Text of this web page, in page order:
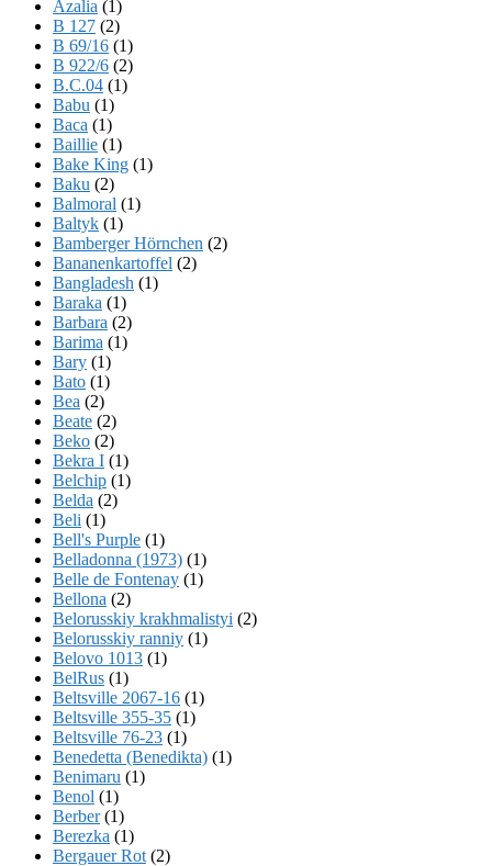
Azalia (1)
B 127 (2)
B 69/16 (1)
B 922/6 (2)
B.C.04 (1)
Babu (1)
Baca (1)
Baillie (1)
Bake King (1)
Baku (2)
Balmoral (1)
Baltyk (1)
Bamberger Hörnchen (2)
Bananenkartoffel (2)
Bangladesh (1)
Baraka (1)
Barbara (2)
Barima (1)
Bary (1)
Bato (1)
Bea (2)
Beate (2)
Beko (2)
Bekra I (1)
Belchip (1)
Belda (2)
Beli (1)
Bell's Purple (1)
Belladonna (1973) (1)
Belle de Fontenay (1)
Bellona (2)
Belorusskiy krakhmalistyi (2)
Belorusskiy ranniy (1)
Belovo 1013 (1)
BelRus (1)
Beltsville 2067-16 (1)
Beltsville 355-35 (1)
Beltsville 76-23 (1)
Benedetta (Benedikta) (1)
Benimaru (1)
Benol (1)
Berber(1)
Berezka (1)
Bergauer Rot (2)